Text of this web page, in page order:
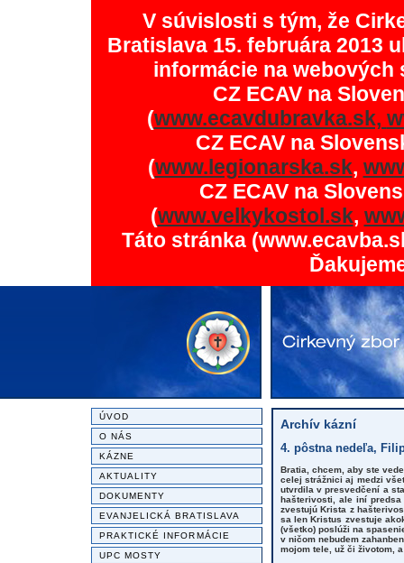
V súvislosti s tým, že
Bratislava 15. februára 2013
informácie na
CZ ECAV na
(www.ecavdubravka.sk,
CZ ECAV na
(www.legionarska.sk,
CZ ECAV na
(www.velkykostol.sk,
Táto stránka
ÚVOD
O NÁS
KÁZNE
AKTUALITY
DOKUMENTY
EVANJELICKÁ BRATISLAVA
PRAKTICKÉ INFORMÁCIE
UPC MOSTY
Archív kázní
4. pôstna nedeľa,
Bratia, chcem, aby ste
celej strážnici aj medzi
utvrdila v presvedčení a
hašterivosti, ale iní
zvestujú Krista z
sa len Kristus zvestuje
(všetko) poslúži na
v ničom nebudem
mojom tele, už či životom,